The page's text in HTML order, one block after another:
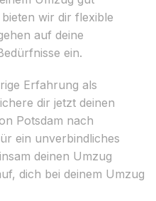
wir dir flexible
auf deine
ein.
Erfahrung als
dir jetzt deinen
Potsdam nach
ein unverbindliches
deinen Umzug
dich bei deinem Umzug